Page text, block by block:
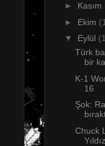
► Kasım
► Ekim
▼ Eylül
Türk
bir
K-1
16
Şok:
Chuck